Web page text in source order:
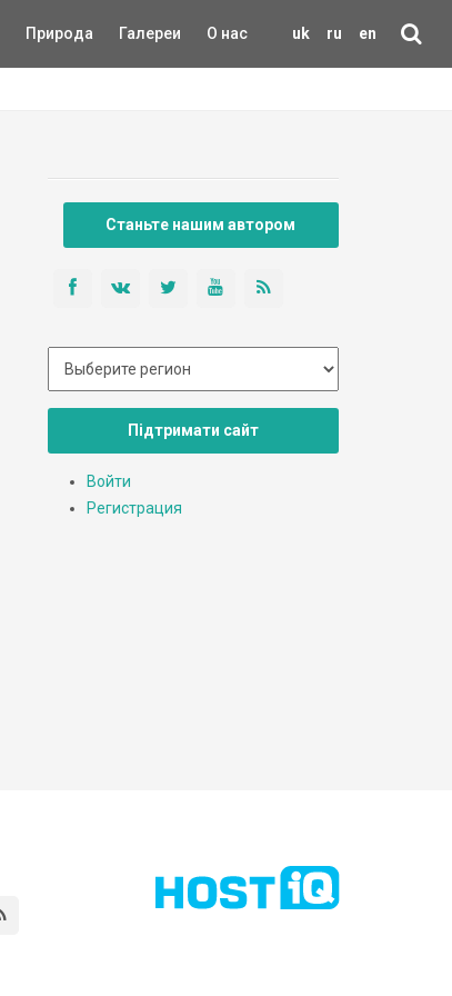
uk ru en
Природа Галереи О нас
Станьте нашим автором
Підтримати сайт
Войти
Регистрация